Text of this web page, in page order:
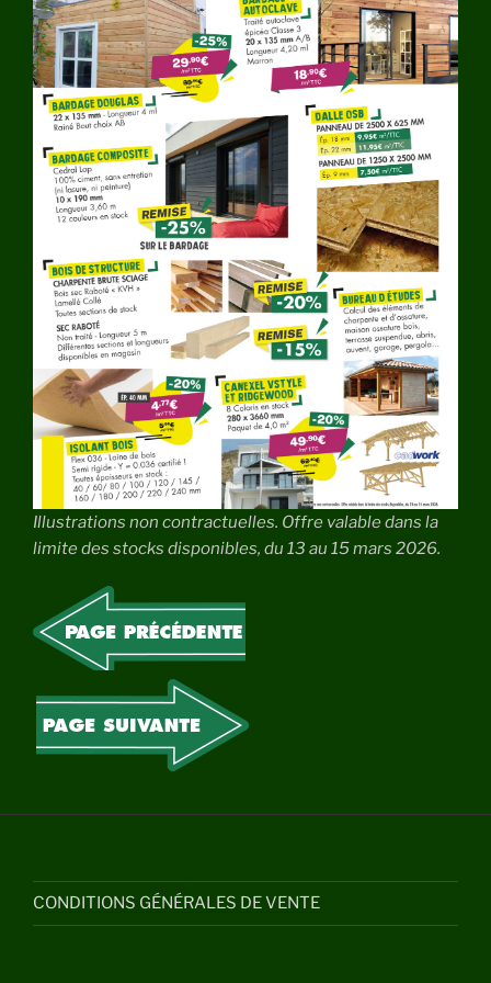
Illustrations non contractuelles. Offre valable dans la
limite des stocks disponibles, du 13 au 15 mars 2026.
CONDITIONS GÉNÉRALES DE VENTE